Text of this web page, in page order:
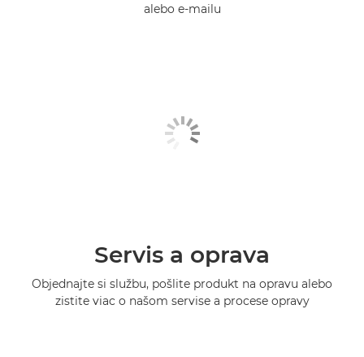
alebo e-mailu
Servis a oprava
Objednajte si službu, pošlite produkt na opravu alebo
zistite viac o našom servise a procese opravy